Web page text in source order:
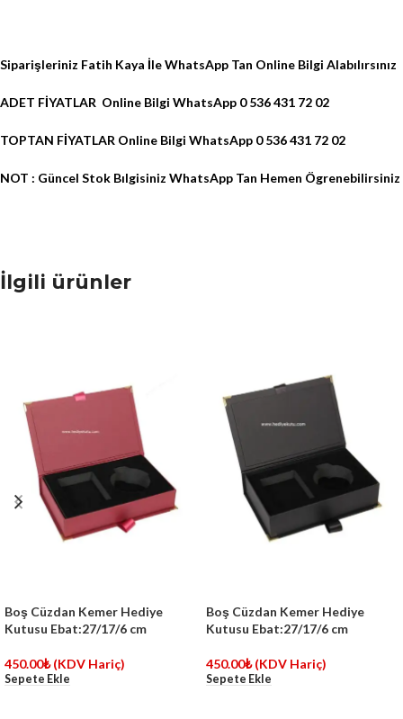
Siparişleriniz Fatih Kaya İle WhatsApp Tan Online Bilgi Alabılırsınız
ADET FİYATLAR Online Bilgi WhatsApp 0 536 431 72 02
TOPTAN FİYATLAR Online Bilgi WhatsApp 0 536 431 72 02
NOT : Güncel Stok Bılgisiniz WhatsApp Tan Hemen Ögrenebilirsiniz
İlgili ürünler
Boş Cüzdan Kemer Hediye
Kutusu Ebat:27/17/6 cm
450.00₺ (KDV Hariç)
Sepete Ekle
Boş Cüzdan Kemer Hediye
Kutusu Ebat:27/17/6 cm
450.00₺ (KDV Hariç)
Sepete Ekle